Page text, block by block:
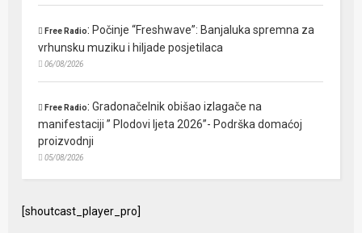
Free Radio: Počinje “Freshwave”: Banjaluka spremna za
vrhunsku muziku i hiljade posjetilaca
06/08/2026
Free Radio:Gradonačelnik obišao izlagače na
manifestaciji ” Plodovi ljeta 2026”- Podrška domaćoj
proizvodnji
05/08/2026
[shoutcast_player_pro]